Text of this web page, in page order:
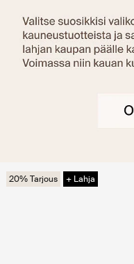
20% Tarjous + Lahja